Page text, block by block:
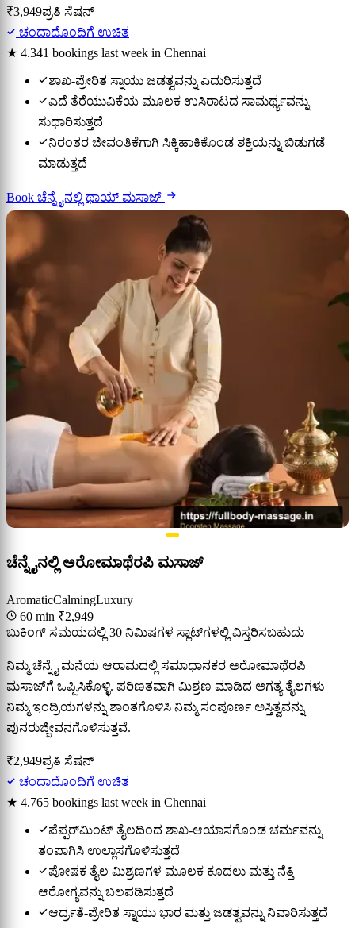
₹3,949ಪ್ರತಿ ಸೆಷನ್
ಚಂದಾದೊಂದಿಗೆ ಉಚಿತ
★ 4.341 bookings last week in Chennai
ಶಾಖ-ಪ್ರೇರಿತ ಸ್ನಾಯು ಜಡತ್ವವನ್ನು ಎದುರಿಸುತ್ತದೆ
ಎದೆ ತೆರೆಯುವಿಕೆಯ ಮೂಲಕ ಉಸಿರಾಟದ ಸಾಮರ್ಥ್ಯವನ್ನು
ಸುಧಾರಿಸುತ್ತದೆ
ನಿರಂತರ ಜೀವಂತಿಕೆಗಾಗಿ ಸಿಕ್ಕಿಹಾಕಿಕೊಂಡ ಶಕ್ತಿಯನ್ನು ಬಿಡುಗಡೆ
ಮಾಡುತ್ತದೆ
Book ಚೆನ್ನೈನಲ್ಲಿ ಥಾಯ್ ಮಸಾಜ್
ಚೆನ್ನೈನಲ್ಲಿ ಅರೋಮಾಥೆರಪಿ ಮಸಾಜ್
AromaticCalmingLuxury
60 min ₹2,949
ಬುಕಿಂಗ್ ಸಮಯದಲ್ಲಿ 30 ನಿಮಿಷಗಳ ಸ್ಲಾಟ್‌ಗಳಲ್ಲಿ ವಿಸ್ತರಿಸಬಹುದು
ನಿಮ್ಮ ಚೆನ್ನೈ ಮನೆಯ ಆರಾಮದಲ್ಲಿ ಸಮಾಧಾನಕರ ಅರೋಮಾಥೆರಪಿ
ಮಸಾಜ್‌ಗೆ ಒಪ್ಪಿಸಿಕೊಳ್ಳಿ. ಪರಿಣತವಾಗಿ ಮಿಶ್ರಣ ಮಾಡಿದ ಅಗತ್ಯ ತೈಲಗಳು
ನಿಮ್ಮ ಇಂದ್ರಿಯಗಳನ್ನು ಶಾಂತಗೊಳಿಸಿ ನಿಮ್ಮ ಸಂಪೂರ್ಣ ಅಸ್ತಿತ್ವವನ್ನು
ಪುನರುಜ್ಜೀವನಗೊಳಿಸುತ್ತವೆ.
₹2,949ಪ್ರತಿ ಸೆಷನ್
ಚಂದಾದೊಂದಿಗೆ ಉಚಿತ
★ 4.765 bookings last week in Chennai
ಪೆಪ್ಪರ್‌ಮಿಂಟ್ ತೈಲದಿಂದ ಶಾಖ-ಆಯಾಸಗೊಂಡ ಚರ್ಮವನ್ನು
ತಂಪಾಗಿಸಿ ಉಲ್ಲಾಸಗೊಳಿಸುತ್ತದೆ
ಪೋಷಕ ತೈಲ ಮಿಶ್ರಣಗಳ ಮೂಲಕ ಕೂದಲು ಮತ್ತು ನೆತ್ತಿ
ಆರೋಗ್ಯವನ್ನು ಬಲಪಡಿಸುತ್ತದೆ
ಆರ್ದ್ರತೆ-ಪ್ರೇರಿತ ಸ್ನಾಯು ಭಾರ ಮತ್ತು ಜಡತ್ವವನ್ನು ನಿವಾರಿಸುತ್ತದೆ